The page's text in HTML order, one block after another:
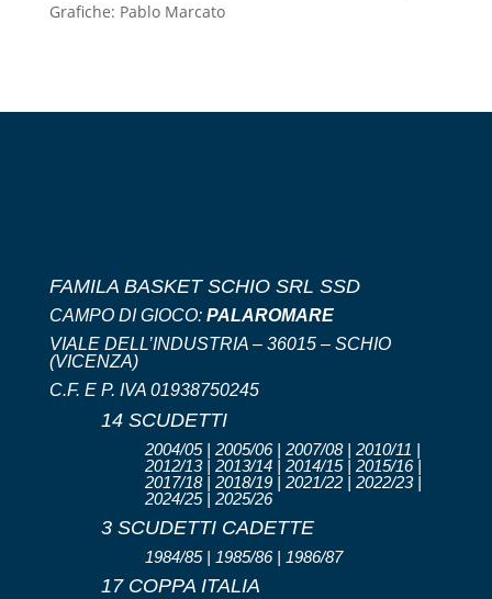
Grafiche: Pablo Marcato
FAMILA BASKET SCHIO SRL SSD
CAMPO DI GIOCO: PALAROMARE
VIALE DELL’INDUSTRIA – 36015 – SCHIO
(VICENZA)
C.F. E P. IVA 01938750245
14 SCUDETTI
2004/05 | 2005/06 | 2007/08 | 2010/11 |
2012/13 | 2013/14 | 2014/15 | 2015/16 |
2017/18 | 2018/19 | 2021/22 | 2022/23 |
2024/25 | 2025/26
3 SCUDETTI CADETTE
1984/85 | 1985/86 | 1986/87
17 COPPA ITALIA